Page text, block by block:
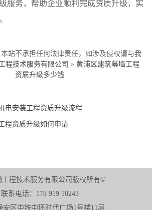
服务，帮助企业顺利完成资质升级，实
站不承担任何法律责任，如涉及侵权请与我
程技术服务有限公司 » 黄浦区建筑幕墙工程
资质升级多少钱
电安装工程资质升级流程
程资质升级如何申请
工程技术服务有限公司版权所有©
联系电话：178 919 10243
安区中铁中环时代广场1号楼11层